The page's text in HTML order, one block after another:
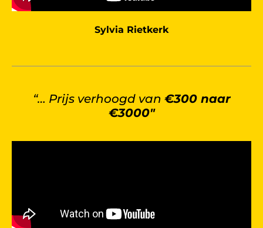
Sylvia Rietkerk
“… Prijs verhoogd van €300 naar
€3000″